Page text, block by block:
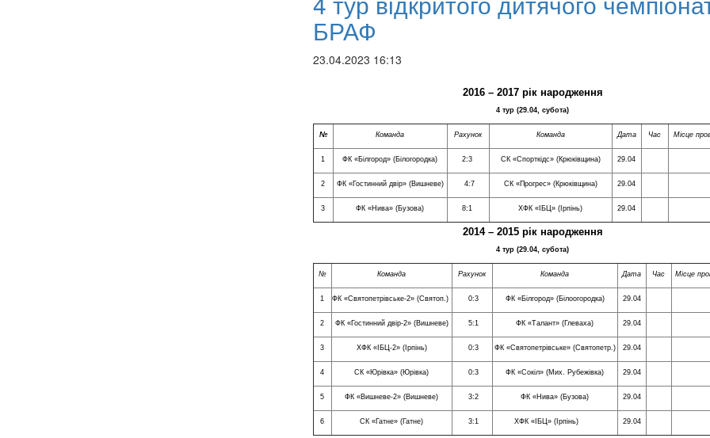
БРАФ
23.04.2023 16:13
2016 – 2017 рік народження
4 тур (29.04, субота)
№ Команда Рахунок Команда Дата Час Місце
1 ФК «Білгород» (Білогородка) 2:3 СК «Спорткідс» (Крюківщина) 29.04
2 ФК «Гостинний двір» (Вишневе) 4:7 СК «Прогрес» (Крюківщина) 29.04
3 ФК «Нива» (Бузова) 8:1 ХФК «ІБЦ» (Ірпінь) 29.04
2014 – 2015 рік народження
4 тур (29.04, субота)
№ Команда Рахунок Команда Дата Час Місце
1 ФК «Святопетрівське-2» (Святоп.) 0:3 ФК «Білгород» (Білоогородка) 29.04
2 ФК «Гостинний двір-2» (Вишневе) 5:1 ФК «Талант» (Глеваха) 29.04
3 ХФК «ІБЦ-2» (Ірпінь) 0:3 ФК «Святопетрівське» (Святопетр.) 29.04
4 СК «Юрівка» (Юрівка) 0:3 ФК «Сокіл» (Мих. Рубежівка) 29.04
5 ФК «Вишневе-2» (Вишневе) 3:2 ФК «Нива» (Бузова) 29.04
6 СК «Гатне» (Гатне) 3:1 ХФК «ІБЦ» (Ірпінь) 29.04